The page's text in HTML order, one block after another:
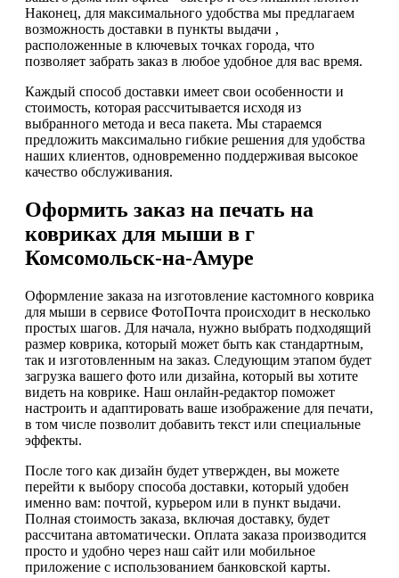
Наконец, для максимального удобства мы предлагаем
возможность доставки в пункты выдачи ,
расположенные в ключевых точках города, что
позволяет забрать заказ в любое удобное для вас время.
Каждый способ доставки имеет свои особенности и
стоимость, которая рассчитывается исходя из
выбранного метода и веса пакета. Мы стараемся
предложить максимально гибкие решения для удобства
наших клиентов, одновременно поддерживая высокое
качество обслуживания.
Оформить заказ на печать на
ковриках для мыши в г
Комсомольск-на-Амуре
Оформление заказа на изготовление кастомного коврика
для мыши в сервисе ФотоПочта происходит в несколько
простых шагов. Для начала, нужно выбрать подходящий
размер коврика, который может быть как стандартным,
так и изготовленным на заказ. Следующим этапом будет
загрузка вашего фото или дизайна, который вы хотите
видеть на коврике. Наш онлайн-редактор поможет
настроить и адаптировать ваше изображение для печати,
в том числе позволит добавить текст или специальные
эффекты.
После того как дизайн будет утвержден, вы можете
перейти к выбору способа доставки, который удобен
именно вам: почтой, курьером или в пункт выдачи.
Полная стоимость заказа, включая доставку, будет
рассчитана автоматически. Оплата заказа производится
просто и удобно через наш сайт или мобильное
приложение с использованием банковской карты.